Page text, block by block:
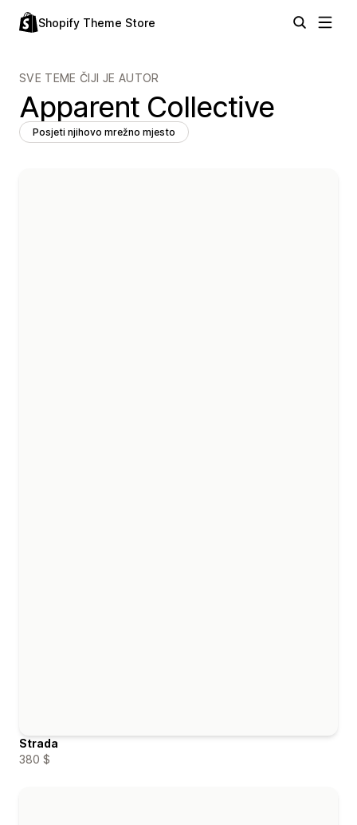
Shopify Theme Store
SVE TEME ČIJI JE AUTOR
Apparent Collective
Posjeti njihovo mrežno mjesto
Strada
380 $